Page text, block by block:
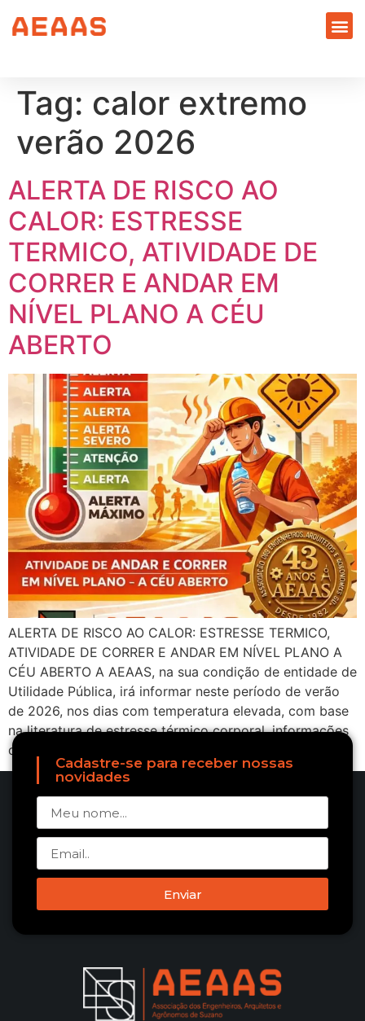
Tag: calor extremo
verão 2026
ALERTA DE RISCO AO
CALOR: ESTRESSE
TERMICO, ATIVIDADE DE
CORRER E ANDAR EM
NÍVEL PLANO A CÉU
ABERTO
ALERTA DE RISCO AO CALOR: ESTRESSE TERMICO,
ATIVIDADE DE CORRER E ANDAR EM NÍVEL PLANO A
CÉU ABERTO A AEAAS, na sua condição de entidade de
Utilidade Pública, irá informar neste período de verão
de 2026, nos dias com temperatura elevada, com base
na literatura de estresse térmico corporal, informações
de referência para pessoas que […]
Cadastre-se para receber nossas
novidades
Enviar